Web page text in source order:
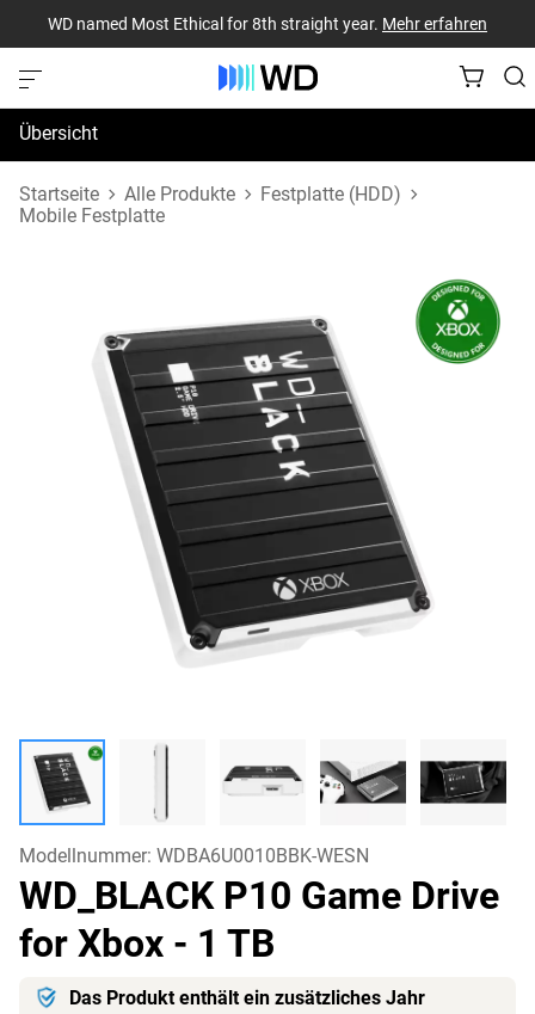
WD named Most Ethical for 8th straight year. Mehr erfahren
Übersicht
Technische Daten
Startseite Alle Produkte
Festplatte (HDD)
Mobile Festplatte
Modellnummer: WDBA6U0010BBK-WESN
WD_BLACK P10 Game Drive
for Xbox - 1 TB
Das Produkt enthält ein zusätzliches Jahr